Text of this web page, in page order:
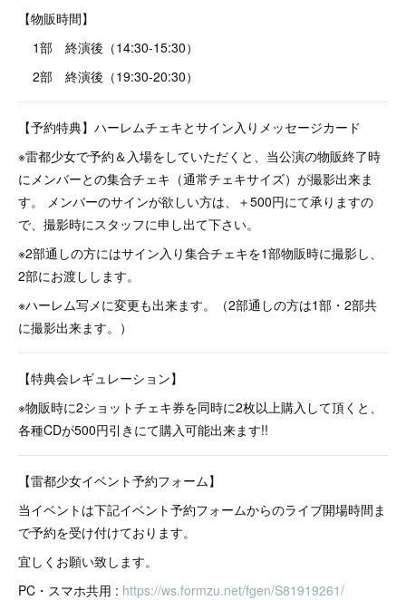
【物販時間】
1部 終演後（14:30-15:30）
2部 終演後（19:30-20:30）
【予約特典】ハーレムチェキとサイン入りメッセージカード
※雷都少女で予約＆入場をしていただくと、当公演の物販終了時
にメンバーとの集合チェキ（通常チェキサイズ）が撮影出来ま
す。 メンバーのサインが欲しい方は、＋500円にて承りますの
で、撮影時にスタッフに申し出て下さい。
※2部通しの方にはサイン入り集合チェキを1部物販時に撮影し、
2部にお渡しします。
※ハーレム写メに変更も出来ます。（2部通しの方は1部・2部共
に撮影出来ます。）
【特典会レギュレーション】
※物販時に2ショットチェキ券を同時に2枚以上購入して頂くと、
各種CDが500円引きにて購入可能出来ます!!
【雷都少女イベント予約フォーム】
当イベントは下記イベント予約フォームからのライブ開場時間ま
で予約を受け付けております。
宜しくお願い致します。
PC・スマホ共用 : https://ws.formzu.net/fgen/S81919261/